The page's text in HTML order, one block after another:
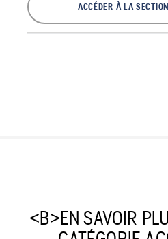
ACCÉDER À LA
<B>EN SAVOIR